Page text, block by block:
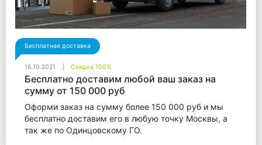
Бесплатная доставка
16.10.2021 Скидка 100%
Бесплатно доставим любой ваш заказ на
сумму от 150 000 руб
Оформи заказ на сумму более 150 000 руб и мы
бесплатно доставим его в любую точку Москвы, а
так же по Одинцовскому ГО.